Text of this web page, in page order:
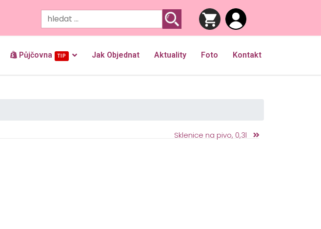
Půjčovna TIP Jak Objednat Aktuality Foto Kontakt
Sklenice na pivo, 0,3l